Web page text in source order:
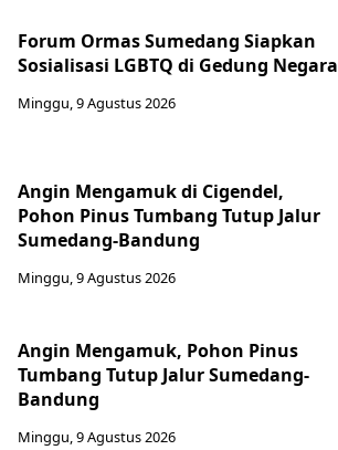
Forum Ormas Sumedang Siapkan
Sosialisasi LGBTQ di Gedung Negara
Minggu, 9 Agustus 2026
Angin Mengamuk di Cigendel,
Pohon Pinus Tumbang Tutup Jalur
Sumedang-Bandung
Minggu, 9 Agustus 2026
Angin Mengamuk, Pohon Pinus
Tumbang Tutup Jalur Sumedang-
Bandung
Minggu, 9 Agustus 2026